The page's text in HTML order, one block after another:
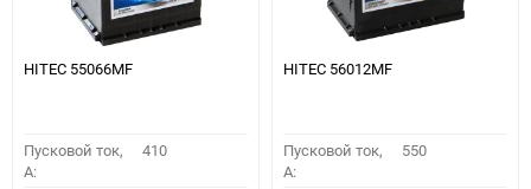
HITEC 55066MF
Пусковой ток,
A:
410
HITEC 56012MF
Пусковой ток,
A:
550